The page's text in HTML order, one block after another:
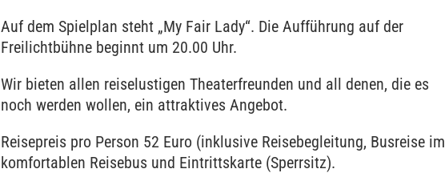
Auf dem Spielplan steht „My Fair Lady“. Die Aufführung auf der
Freilichtbühne beginnt um 20.00 Uhr.
Wir bieten allen reiselustigen Theaterfreunden und all denen, die es
noch werden wollen, ein attraktives Angebot.
Reisepreis pro Person 52 Euro (inklusive Reisebegleitung, Busreise im
komfortablen Reisebus und Eintrittskarte (Sperrsitz).